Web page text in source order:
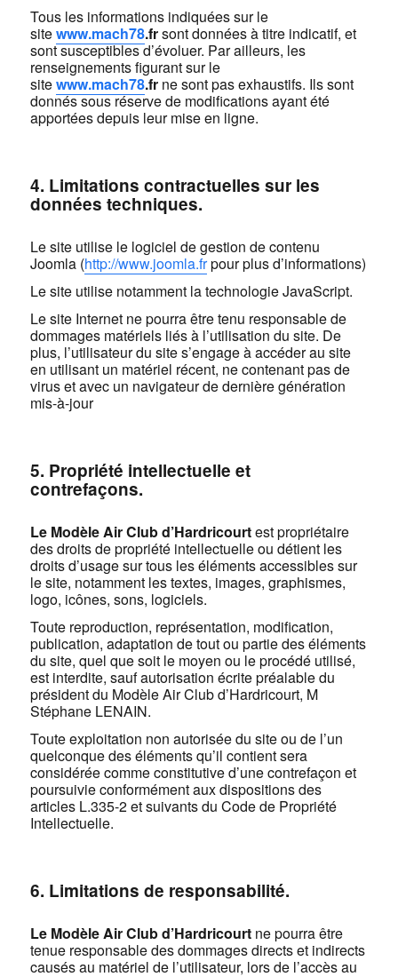
Tous les informations indiquées sur le
sitewww.mach78.frsont données à titre indicatif, et
sont susceptibles d’évoluer. Par ailleurs, les
renseignements figurant sur le
sitewww.mach78.fr ne sont pas exhaustifs. Ils sont
donnés sous réserve de modifications ayant été
apportées depuis leur mise en ligne.
4. Limitations contractuelles sur les
données techniques.
Le site utilise le logiciel de gestion de contenu
Joomla (http://www.joomla.frpour plus d’informations)
Le site utilise notamment la technologie JavaScript.
Le site Internet ne pourra être tenu responsable de
dommages matériels liés à l’utilisation du site. De
plus, l’utilisateur du site s’engage à accéder au site
en utilisant un matériel récent, ne contenant pas de
virus et avec un navigateur de dernière génération
mis-à-jour
5. Propriété intellectuelle et
contrefaçons.
Le Modèle Air Club d’Hardricourtest propriétaire
des droits de propriété intellectuelle ou détient les
droits d’usage sur tous les éléments accessibles sur
le site, notamment les textes, images, graphismes,
logo, icônes, sons, logiciels.
Toute reproduction, représentation, modification,
publication, adaptation de tout ou partie des éléments
du site, quel que soit le moyen ou le procédé utilisé,
est interdite, sauf autorisation écrite préalable du
président du Modèle Air Club d’Hardricourt, M
Stéphane LENAIN.
Toute exploitation non autorisée du site ou de l’un
quelconque des éléments qu’il contient sera
considérée comme constitutive d’une contrefaçon et
poursuivie conformément aux dispositions des
articles L.335-2 et suivants du Code de Propriété
Intellectuelle.
6. Limitations de responsabilité.
Le Modèle Air Club d’Hardricourt ne pourra être
tenue responsable des dommages directs et indirects
causés au matériel de l’utilisateur, lors de l’accès au